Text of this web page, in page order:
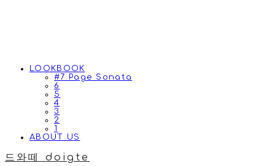
LOOKBOOK
#7 Page Sonata
6
5
4
3
2
1
ABOUT US
드와떼 doigte